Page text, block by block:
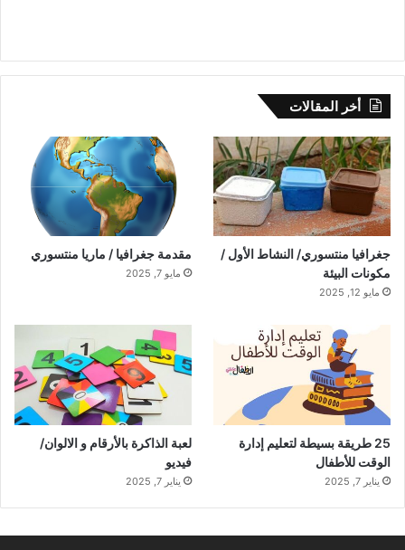
أخر المقالات
جغرافيا منتسوري/ النشاط الأول /
مكونات البيئة
مايو 12, 2025
مقدمة جغرافيا / ماريا منتسوري
مايو 7, 2025
25 طريقة بسيطة لتعليم إدارة
الوقت للأطفال
يناير 7, 2025
لعبة الذاكرة بالأرقام و الالوان/
فيديو
يناير 7, 2025